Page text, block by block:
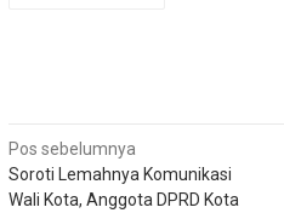
Navigasi
pos
Pos sebelumnya
Soroti Lemahnya Komunikasi
Wali Kota, Anggota DPRD Kota